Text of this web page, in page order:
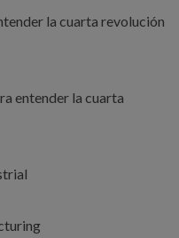
la cuarta revolución
entender la cuarta